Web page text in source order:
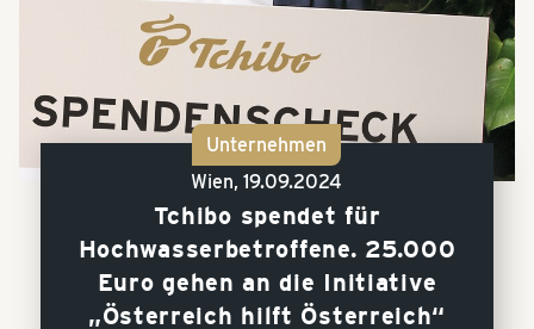
Unternehmen
Wien,19.09.2024
Tchibo spendet für
Hochwasserbetroffene. 25.000
Euro gehen an die Initiative
„Österreich hilft Österreich“